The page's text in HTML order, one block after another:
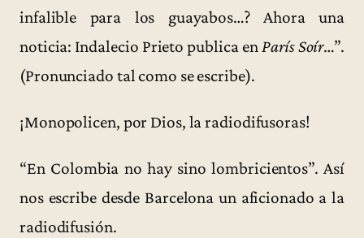
infalible para los guayabos…? Ahora una
noticia: Indalecio Prieto publica en París Soír…”.
(Pronunciado tal como se escribe).
¡Monopolicen, por Dios, la radiodifusoras!
“En Colombia no hay sino lombricientos”. Así
nos escribe desde Barcelona un aficionado a la
radiodifusión.